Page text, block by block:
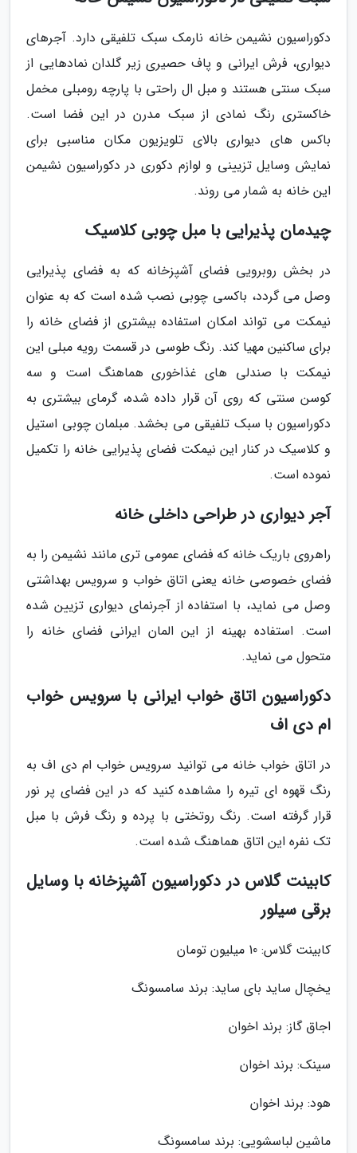
دکوراسیون نشیمن خانه نارمک سبک تلفیقی دارد. آجرهای
دیواری، فرش ایرانی و پاف حصیری زیر گلدان نمادهایی از
سبک سنتی هستند و مبل ال راحتی با پارچه رومبلی مخمل
خاکستری رنگ نمادی از سبک مدرن در این فضا است.
باکس های دیواری بالای تلویزیون مکان مناسبی برای
نمایش وسایل تزیینی و لوازم دکوری در دکوراسیون نشیمن
این خانه به شمار می روند.
چیدمان پذیرایی با مبل چوبی کلاسیک
در بخش روبرویی فضای آشپزخانه که به فضای پذیرایی
وصل می گردد، باکسی چوبی نصب شده است که به عنوان
نیمکت می تواند امکان استفاده بیشتری از فضای خانه را
برای ساکنین مهیا کند. رنگ طوسی در قسمت رویه مبلی این
نیمکت با صندلی های غذاخوری هماهنگ است و سه
کوسن سنتی که روی آن قرار داده شده، گرمای بیشتری به
دکوراسیون با سبک تلفیقی می بخشد. مبلمان چوبی استیل
و کلاسیک در کنار این نیمکت فضای پذیرایی خانه را تکمیل
نموده است.
آجر دیواری در طراحی داخلی خانه
راهروی باریک خانه که فضای عمومی تری مانند نشیمن را به
فضای خصوصی خانه یعنی اتاق خواب و سرویس بهداشتی
وصل می نماید، با استفاده از آجرنمای دیواری تزیین شده
است. استفاده بهینه از این المان ایرانی فضای خانه را
متحول می نماید.
دکوراسیون اتاق خواب ایرانی با سرویس خواب
ام دی اف
در اتاق خواب خانه می توانید سرویس خواب ام دی اف به
رنگ قهوه ای تیره را مشاهده کنید که در این فضای پر نور
قرار گرفته است. رنگ روتختی با پرده و رنگ فرش با مبل
تک نفره این اتاق هماهنگ شده است.
کابینت گلاس در دکوراسیون آشپزخانه با وسایل
برقی سیلور
کابینت گلاس: 10 میلیون تومان
یخچال ساید بای ساید: برند سامسونگ
اجاق گاز: برند اخوان
سینک: برند اخوان
هود: برند اخوان
ماشین لباسشویی: برند سامسونگ